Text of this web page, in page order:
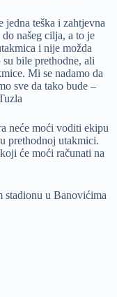
jedna teška i zahtjevna
našeg cilja, a to je
i nije možda
bile prethodne, ali
Mi se nadamo da
sve da tako bude –
neće moći voditi ekipu
prethodnoj utakmici.
će moći računati na
stadionu u Banovićima